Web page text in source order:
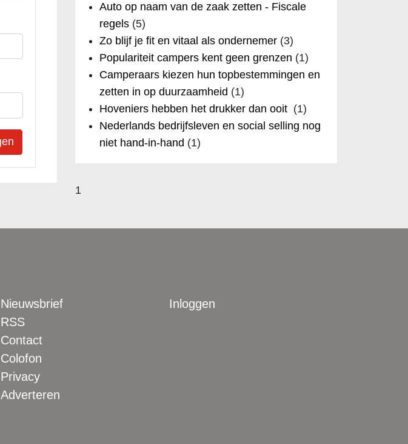
Auto op naam van de zaak zetten - Fiscale
regels(5)
Zo blijf je fit en vitaal als ondernemer(3)
Populariteit campers kent geen grenzen (1)
Camperaars kiezen hun topbestemmingen en
zetten in op duurzaamheid (1)
Hoveniers hebben het drukker dan ooit (1)
Nederlands bedrijfsleven en social selling nog
niet hand-in-hand (1)
1
Nieuwsbrief
RSS
Contact
Colofon
Privacy
Adverteren
Inloggen